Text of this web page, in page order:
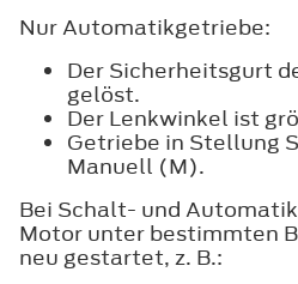
Nur Automatikgetriebe:
Der Sicherheitsgurt
gelöst.
Der Lenkwinkel ist
Getriebe in Stellung
Manuell (M).
Bei Schalt- und
Motor unter bestimmten
neu gestartet, z. B.: